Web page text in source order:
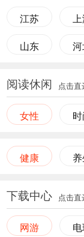
江苏
山东
阅读休闲 点击直
女性
健康
下载中心 点击直
网游